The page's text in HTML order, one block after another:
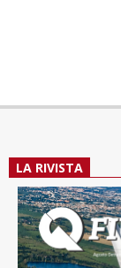
LA RIVISTA